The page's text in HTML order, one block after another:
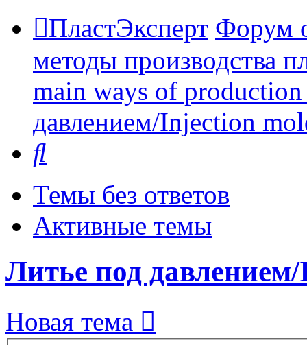
ПластЭксперт Форум
методы производства
main ways of
давлением/Injection
Темы без ответов
Активные темы
Литье под
Новая тема